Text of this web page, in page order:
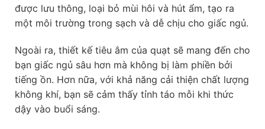
được lưu thông, loại bỏ mùi hôi và hút ẩm, tạo ra
một môi trường trong sạch và dễ chịu cho giấc ngủ.
Ngoài ra, thiết kế tiêu âm của quạt sẽ mang đến cho
bạn giấc ngủ sâu hơn mà không bị làm phiền bởi
tiếng ồn. Hơn nữa, với khả năng cải thiện chất lượng
không khí, bạn sẽ cảm thấy tỉnh táo mỗi khi thức
dậy vào buổi sáng.